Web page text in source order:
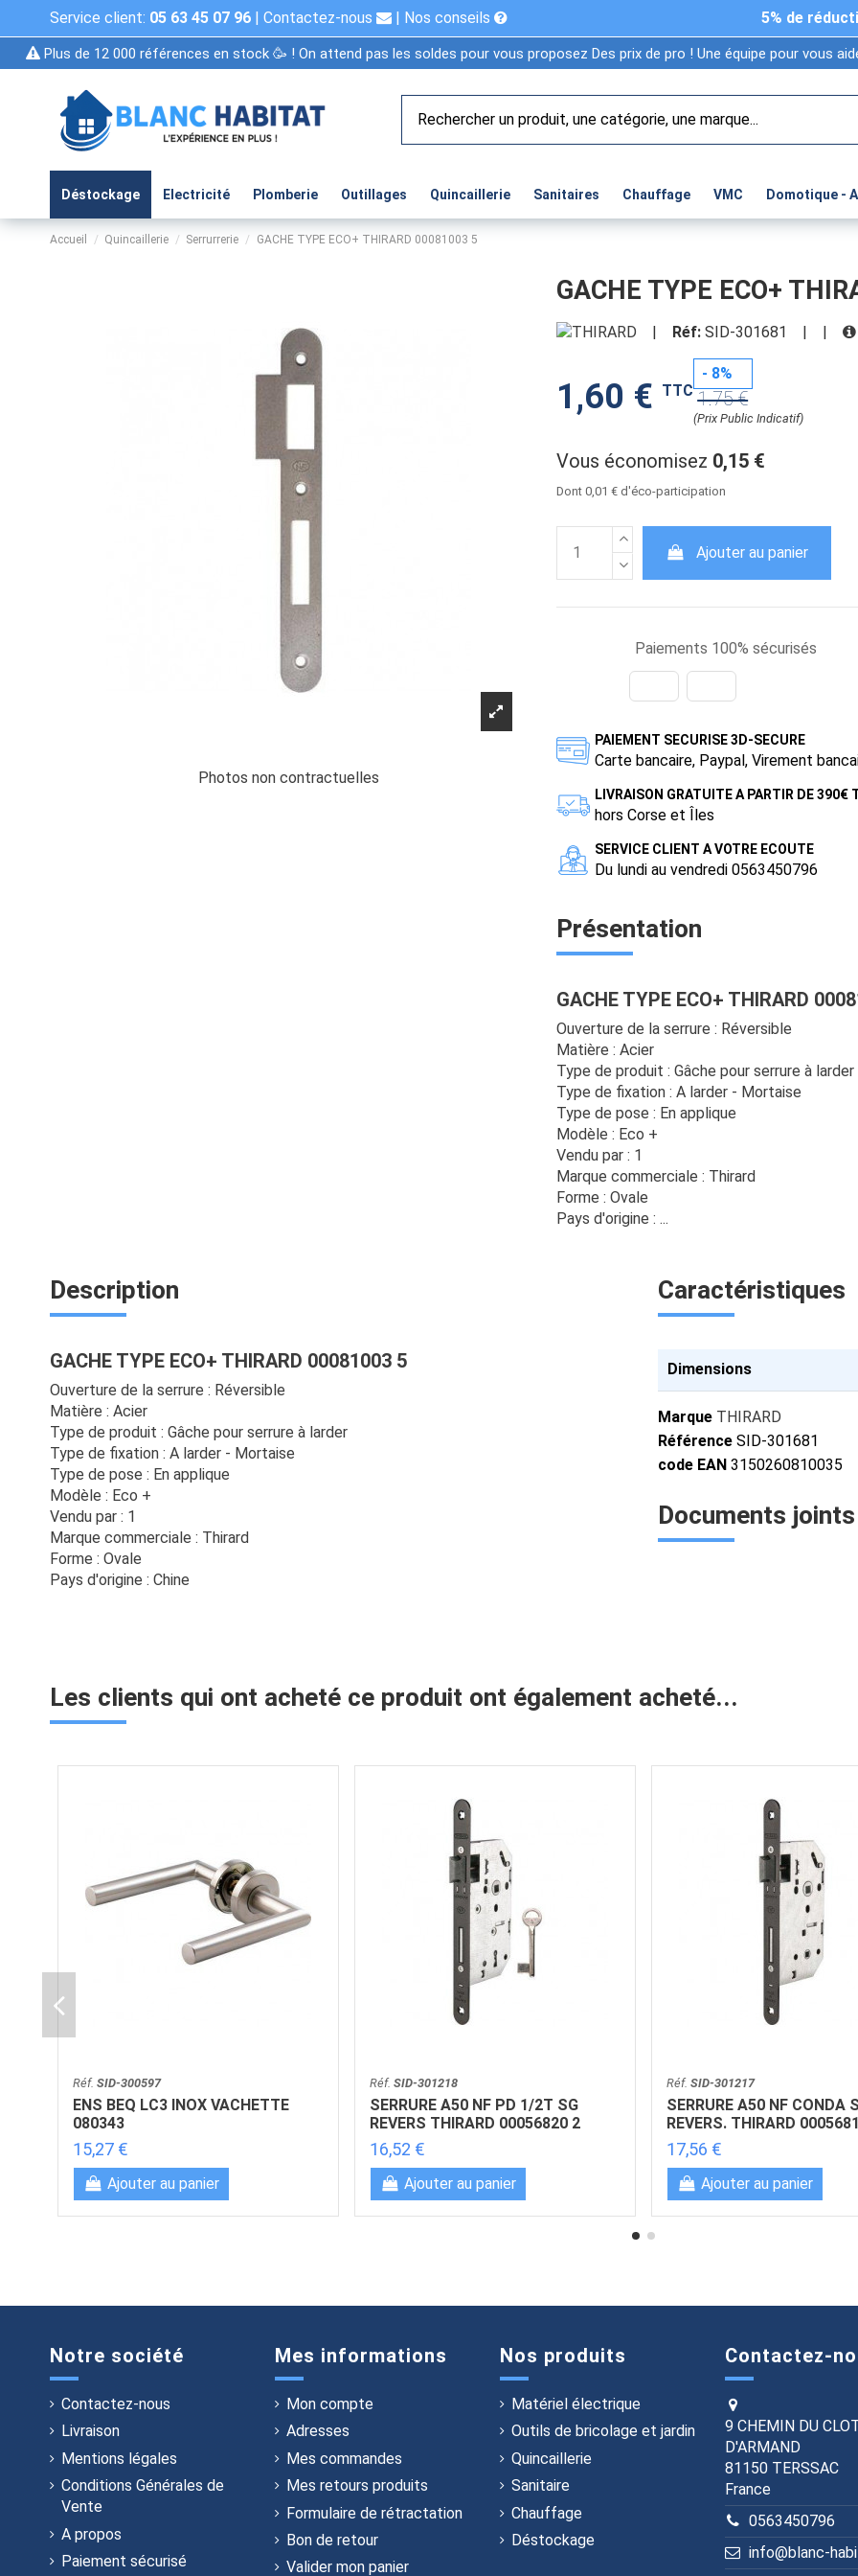
Service client: 05 63 45 07 96 | Contactez-nous | Nos conseils 5% de
Plus de 12 000 références en stock 🥳 ! On attend pas les soldes pour vous proposez Des prix de pro ! Une équipe pour vous
Déstockage Electricité Plomberie Outillages Quincaillerie Sanitaires Chauffage VMC Domotique -
Accueil Quincaillerie Serrurrerie GACHE TYPE ECO+ THIRARD 00081003 5
Photos non contractuelles
GACHE TYPE ECO+
| Réf: SID-301681 | |
1,60 € TTC
- 8%
1.75 €
(Prix Public Indicatif)
Vous économisez 0,15 €
Dont 0,01 € d'éco-participation
Ajouter au panier
Paiements 100% sécurisés
PAIEMENT SECURISE 3D-SECURE
Carte bancaire, Paypal, Virement
LIVRAISON GRATUITE A PARTIR DE 390€
hors Corse et Îles
SERVICE CLIENT A VOTRE ECOUTE
Du lundi au vendredi 0563450796
Présentation
GACHE TYPE ECO+ THIRARD
Ouverture de la serrure : Réversible
Matière : Acier
Type de produit : Gâche pour serrure à larder
Type de fixation : A larder - Mortaise
Type de pose : En applique
Modèle : Eco +
Vendu par : 1
Marque commerciale : Thirard
Forme : Ovale
Pays d'origine : ...
Description
GACHE TYPE ECO+ THIRARD 00081003 5
Ouverture de la serrure : Réversible
Matière : Acier
Type de produit : Gâche pour serrure à larder
Type de fixation : A larder - Mortaise
Type de pose : En applique
Modèle : Eco +
Vendu par : 1
Marque commerciale : Thirard
Forme : Ovale
Pays d'origine : Chine
Caractéristiques
Dimensions
Marque THIRARD
Référence SID-301681
code EAN 3150260810035
Documents joints
Les clients qui ont acheté ce produit ont également acheté...
Réf. SID-300597
ENS BEQ LC3 INOX VACHETTE
080343
15,27 €
Ajouter au panier
Réf. SID-301218
SERRURE A50 NF PD 1/2T SG
REVERS THIRARD 00056820 2
16,52 €
Ajouter au panier
Réf. SID-301217
SERRURE A50 NF CONDA
REVERS. THIRARD
17,56 €
Ajouter au panier
Notre société
Contactez-nous
Livraison
Mentions légales
Conditions Générales de
Vente
A propos
Paiement sécurisé
Mes informations
Mon compte
Adresses
Mes commandes
Mes retours produits
Formulaire de rétractation
Bon de retour
Valider mon panier
Nos produits
Matériel électrique
Outils de bricolage et jardin
Quincaillerie
Sanitaire
Chauffage
Déstockage
Contactez-
9 CHEMIN DU
D'ARMAND
81150 TERSSAC
France
0563450796
info@blanc-